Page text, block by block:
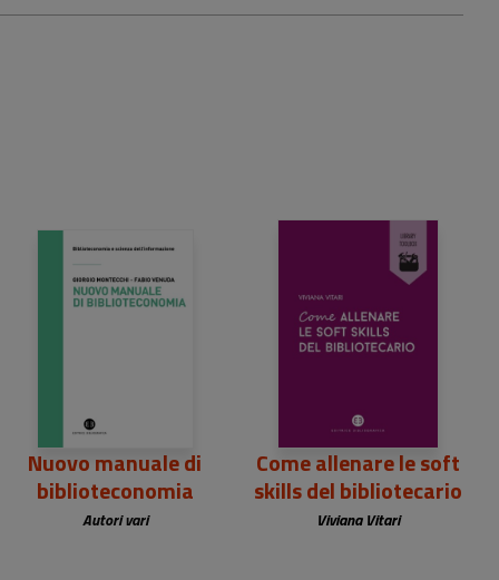
29,00 €
Nuovo manuale di
biblioteconomia
Autori vari
8,00 €
Come allenare le soft
skills del bibliotecario
Viviana Vitari